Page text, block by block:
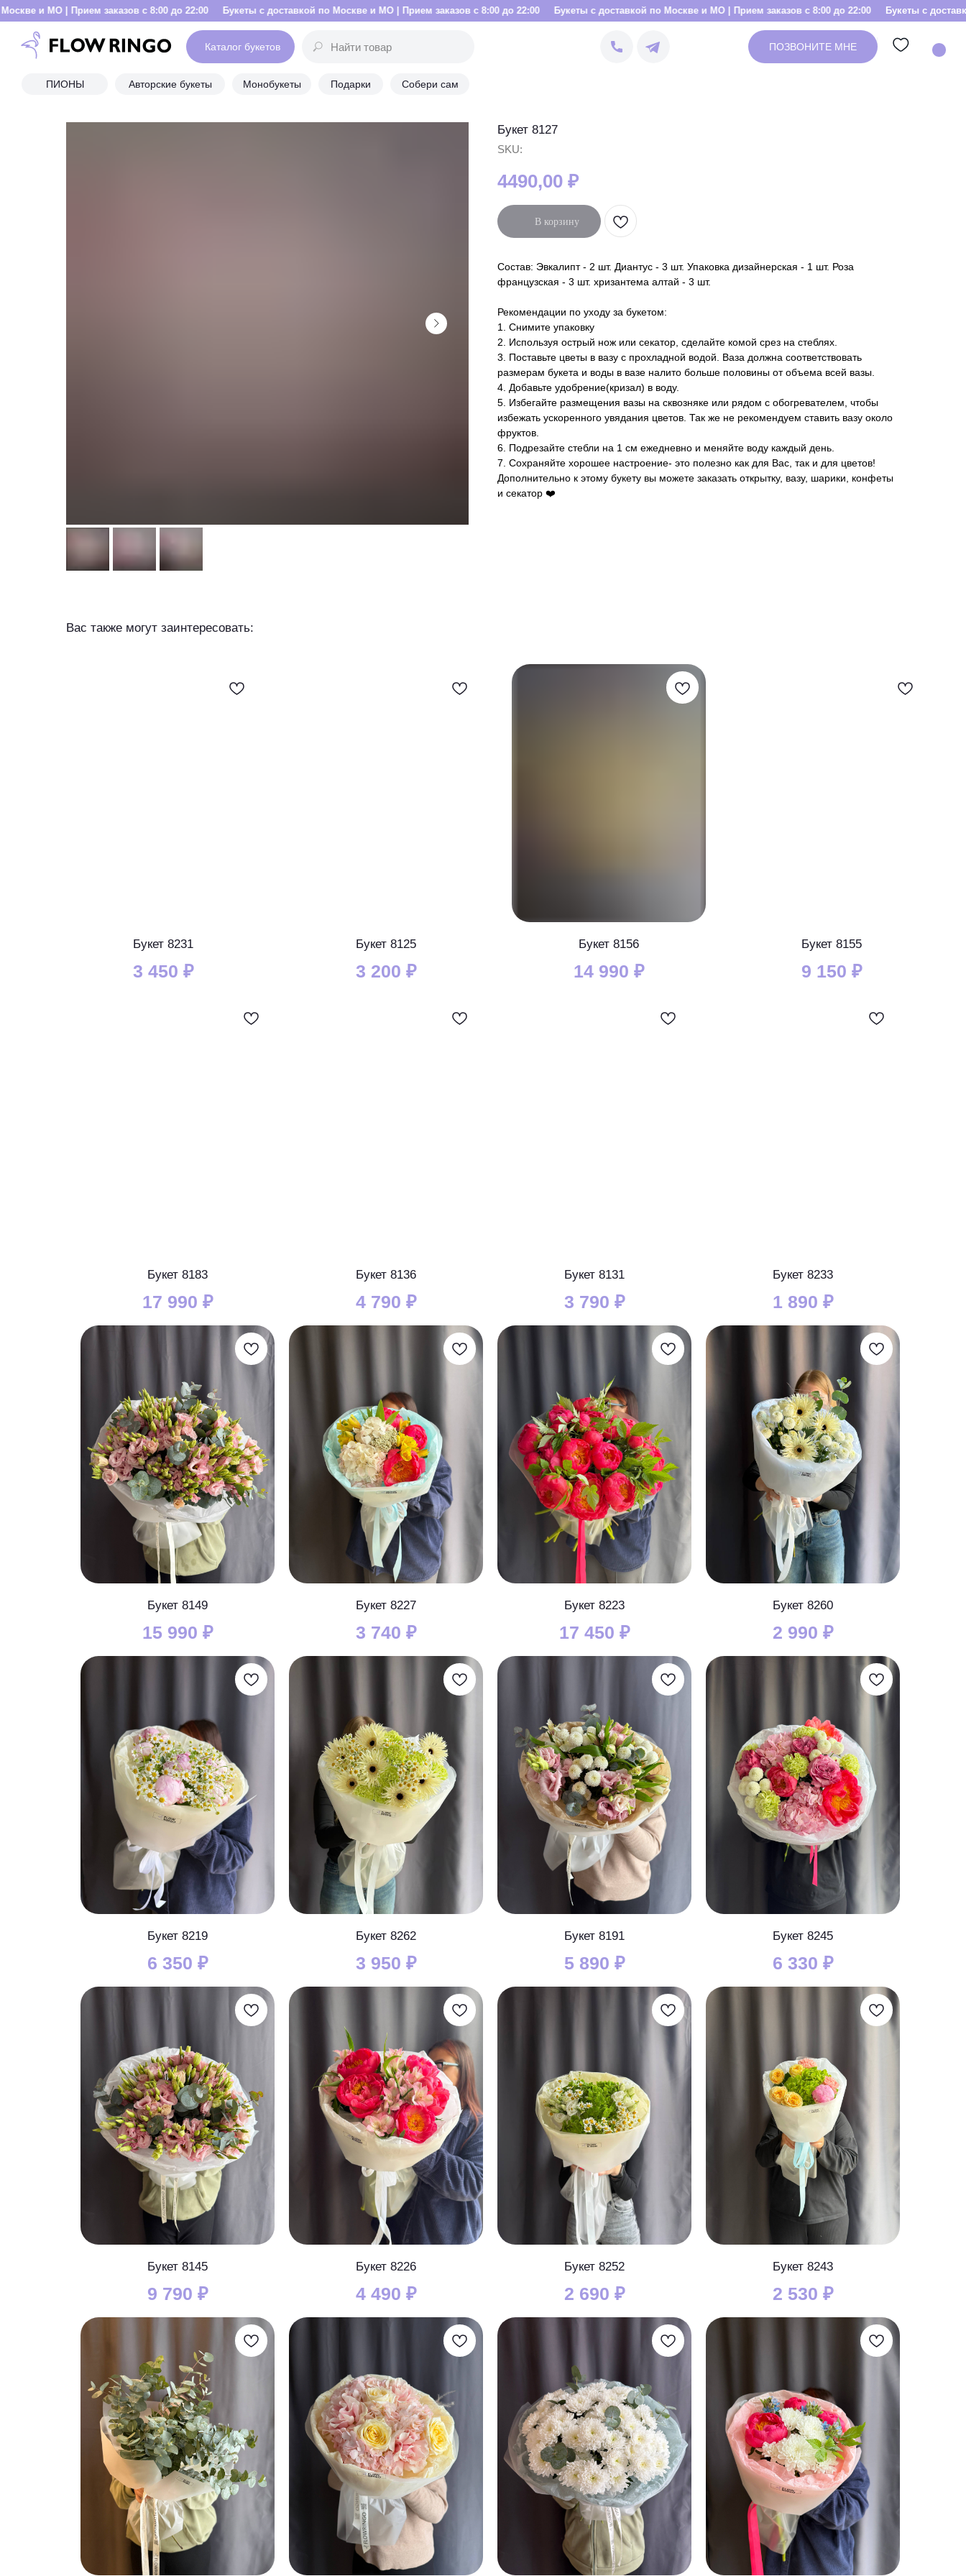
заказов с 8:00 до 22:00 Букеты с доставкой по Москве и МО | Прием заказов с 8:00 до 22:00 Букеты с доставкой по Москве и МО | Прием заказов с 8:00 до 22:00 Букеты с доставкой по
Монобукеты
ПИОНЫ Авторские букеты
ПОЗВОНИТЕ МНЕ
Каталог букетов
Собери сам
Подарки
Букет 8127
SKU:
4490,00 ₽
В корзину
Состав: Эвкалипт - 2 шт. Диантус - 3 шт. Упаковка дизайнерская - 1 шт. Роза
французская - 3 шт. хризантема алтай - 3 шт.
Рекомендации по уходу за букетом:
1. Снимите упаковку
2. Используя острый нож или секатор, сделайте комой срез на стеблях.
3. Поставьте цветы в вазу с прохладной водой. Ваза должна соответствовать
размерам букета и воды в вазе налито больше половины от объема всей вазы.
4. Добавьте удобрение(кризал) в воду.
5. Избегайте размещения вазы на сквозняке или рядом с обогревателем, чтобы
избежать ускоренного увядания цветов. Так же не рекомендуем ставить вазу около
фруктов.
6. Подрезайте стебли на 1 см ежедневно и меняйте воду каждый день.
7. Сохраняйте хорошее настроение- это полезно как для Вас, так и для цветов!
Дополнительно к этому букету вы можете заказать открытку, вазу, шарики, конфеты
и секатор ❤️
Вас также могут заинтересовать:
Букет 8231
3 450 ₽
Букет 8125
3 200 ₽
Букет 8156
14 990 ₽
Букет 8155
9 150 ₽
Букет 8183
17 990 ₽
Букет 8136
4 790 ₽
Букет 8131
3 790 ₽
Букет 8233
1 890 ₽
Букет 8149
15 990 ₽
Букет 8227
3 740 ₽
Букет 8223
17 450 ₽
Букет 8260
2 990 ₽
Букет 8219
6 350 ₽
Букет 8262
3 950 ₽
Букет 8191
5 890 ₽
Букет 8245
6 330 ₽
Букет 8145
9 790 ₽
Букет 8226
4 490 ₽
Букет 8252
2 690 ₽
Букет 8243
2 530 ₽